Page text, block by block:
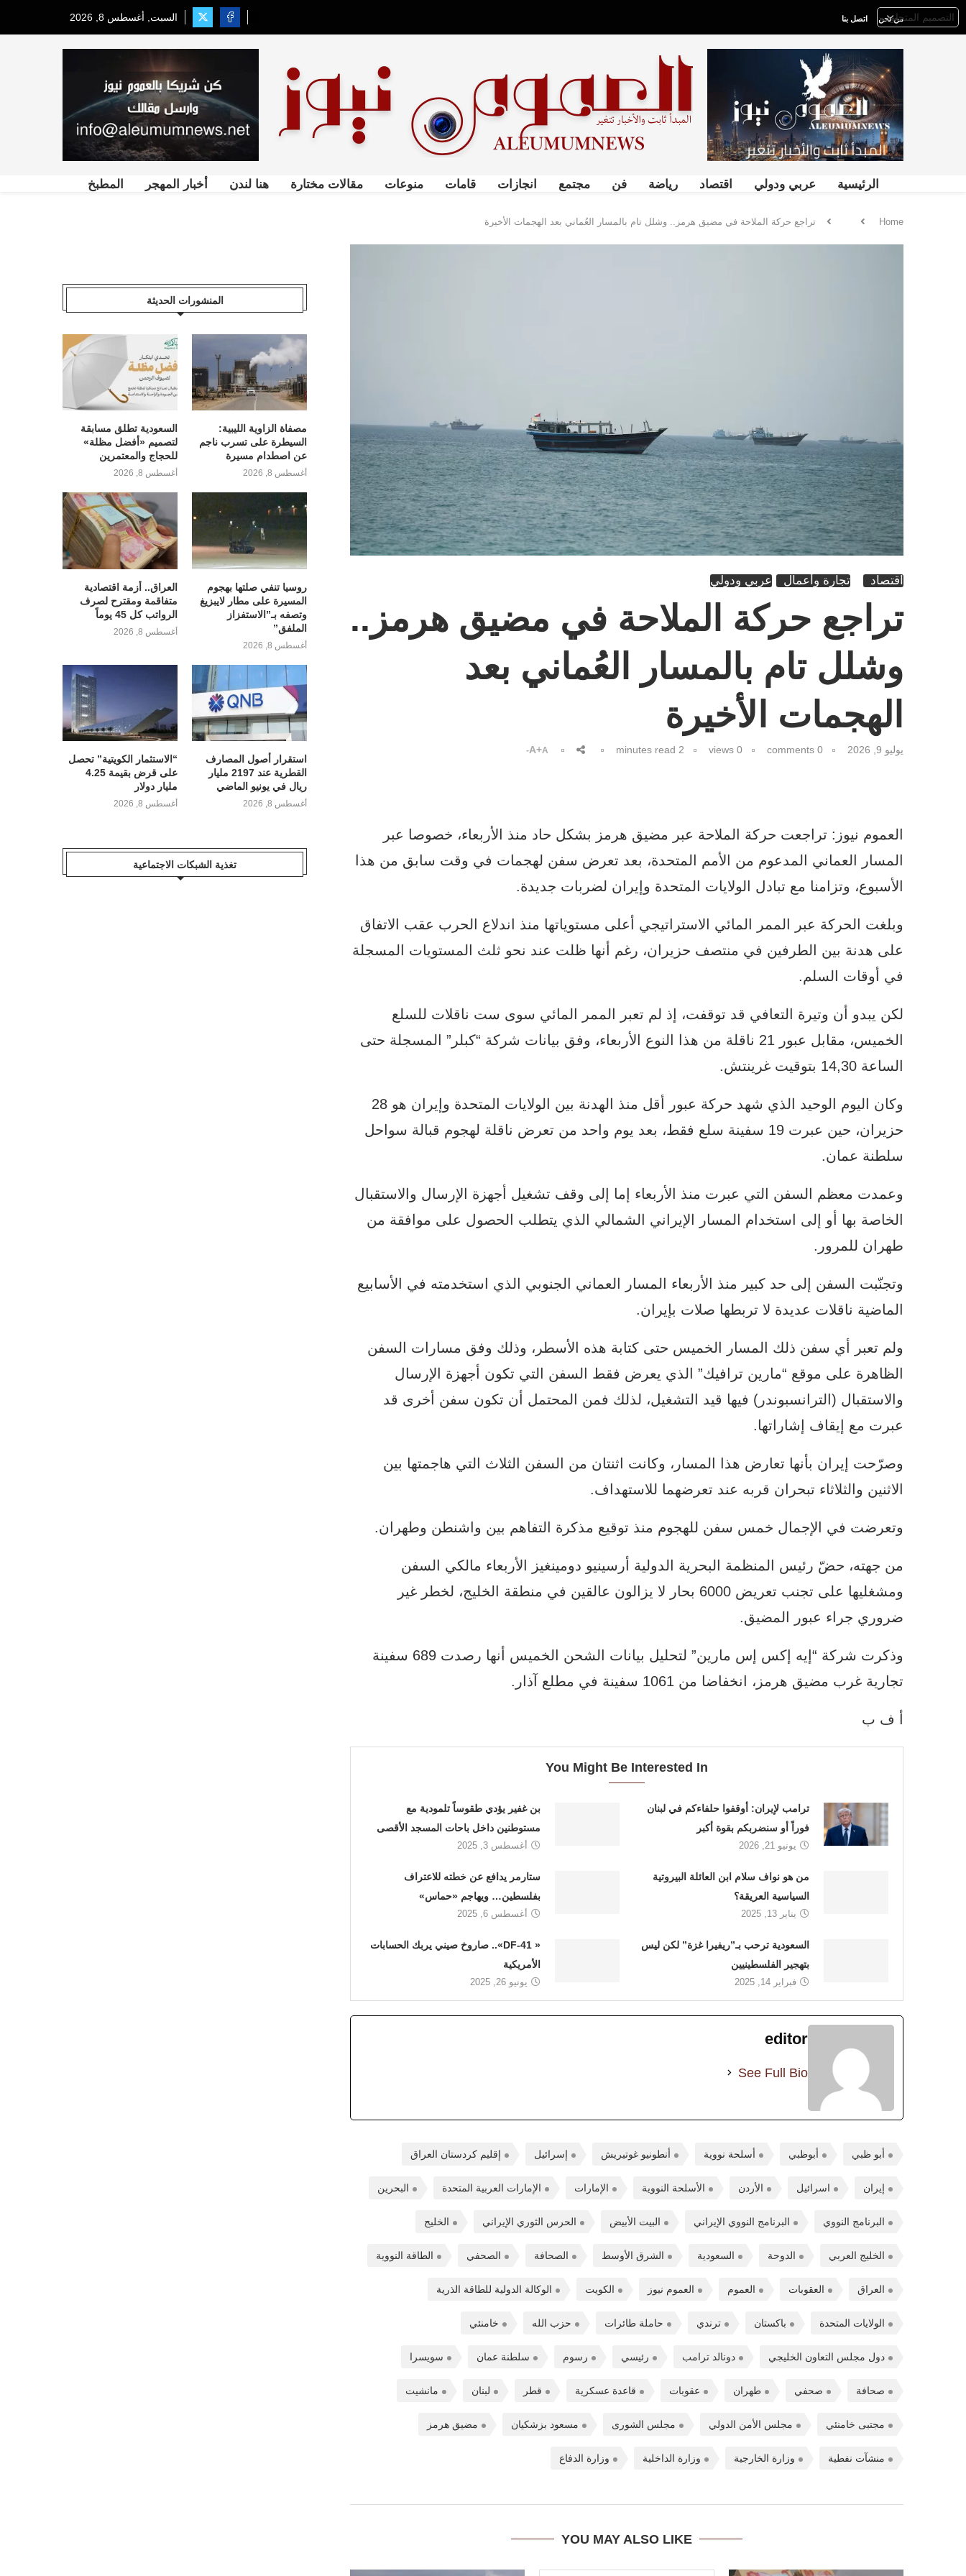
من نحن اتصل بنا السبت, أغسطس 8, 2026
الرئيسية عربي ودولي اقتصاد رياضة فن مجتمع انجازات قامات منوعات مقالات مختارة هنا لندن أخبار المهجر المطبخ
Home تراجع حركة الملاحة في مضيق هرمز.. وشلل تام بالمسار العُماني بعد الهجمات الأخيرة
اقتصاد تجارة وأعمال عربي ودولي
تراجع حركة الملاحة في مضيق هرمز..
وشلل تام بالمسار العُماني بعد
الهجمات الأخيرة
يوليو 9, 2026 0 comments
0
2 minutes read
A+A-
العموم نيوز: تراجعت حركة الملاحة عبر مضيق هرمز بشكل حاد منذ الأربعاء، خصوصا عبر
المسار العماني المدعوم من الأمم المتحدة، بعد تعرض سفن لهجمات في وقت سابق من هذا
الأسبوع، وتزامنا مع تبادل الولايات المتحدة وإيران لضربات جديدة.
وبلغت الحركة عبر الممر المائي الاستراتيجي أعلى مستوياتها منذ اندلاع الحرب عقب الاتفاق
على هدنة بين الطرفين في منتصف حزيران، رغم أنها ظلت عند نحو ثلث المستويات المسجلة
في أوقات السلم.
لكن يبدو أن وتيرة التعافي قد توقفت، إذ لم تعبر الممر المائي سوى ست ناقلات للسلع
الخميس، مقابل عبور 21 ناقلة من هذا النوع الأربعاء، وفق بيانات شركة “كبلر” المسجلة حتى
الساعة 14,30 بتوقيت غرينتش.
وكان اليوم الوحيد الذي شهد حركة عبور أقل منذ الهدنة بين الولايات المتحدة وإيران هو 28
حزيران، حين عبرت 19 سفينة سلع فقط، بعد يوم واحد من تعرض ناقلة لهجوم قبالة سواحل
سلطنة عمان.
وعمدت معظم السفن التي عبرت منذ الأربعاء إما إلى وقف تشغيل أجهزة الإرسال والاستقبال
الخاصة بها أو إلى استخدام المسار الإيراني الشمالي الذي يتطلب الحصول على موافقة من
طهران للمرور.
وتجنّبت السفن إلى حد كبير منذ الأربعاء المسار العماني الجنوبي الذي استخدمته في الأسابيع
الماضية ناقلات عديدة لا تربطها صلات بإيران.
ولم تعبر أي سفن ذلك المسار الخميس حتى كتابة هذه الأسطر، وذلك وفق مسارات السفن
الظاهرة على موقع “مارين ترافيك” الذي يعرض فقط السفن التي تكون أجهزة الإرسال
والاستقبال (الترانسبوندر) فيها قيد التشغيل، لذلك فمن المحتمل أن تكون سفن أخرى قد
عبرت مع إيقاف إشاراتها.
وصرّحت إيران بأنها تعارض هذا المسار، وكانت اثنتان من السفن الثلاث التي هاجمتها بين
الاثنين والثلاثاء تبحران قربه عند تعرضهما للاستهداف.
وتعرضت في الإجمال خمس سفن للهجوم منذ توقيع مذكرة التفاهم بين واشنطن وطهران.
من جهته، حضّ رئيس المنظمة البحرية الدولية أرسينيو دومينغيز الأربعاء مالكي السفن
ومشغليها على تجنب تعريض 6000 بحار لا يزالون عالقين في منطقة الخليج، لخطر غير
ضروري جراء عبور المضيق.
وذكرت شركة “إيه إكس إس مارين” لتحليل بيانات الشحن الخميس أنها رصدت 689 سفينة
تجارية غرب مضيق هرمز، انخفاضا من 1061 سفينة في مطلع آذار.
أ ف ب
You Might Be Interested In
ترامب لإيران: أوقفوا حلفاءكم في لبنان
فوراً أو سنضربكم بقوة أكبر
يونيو 21, 2026
بن غفير يؤدي طقوساً تلمودية مع
مستوطنين داخل باحات المسجد الأقصى
أغسطس 3, 2025
من هو نواف سلام ابن العائلة البيروتية
السياسية العريقة؟
يناير 13, 2025
ستارمر يدافع عن خطته للاعتراف
بفلسطين… ويهاجم «حماس»
أغسطس 6, 2025
السعودية ترحب بـ”ريفيرا غزة” لكن ليس
بتهجير الفلسطينيين
فبراير 14, 2025
« DF-41».. صاروخ صيني يربك الحسابات
الأمريكية
يونيو 26, 2025
editor
See Full Bio
أبو ظبي أبوظبي أسلحة نووية أنطونيو غوتيريش إسرائيل إقليم كردستان العراق
إيران اسرائيل الأردن الأسلحة النووية الإمارات الإمارات العربية المتحدة البحرين
البرنامج النووي البرنامج النووي الإيراني البيت الأبيض الحرس الثوري الإيراني الخليج
الخليج العربي الدوحة السعودية الشرق الأوسط الصحافة الصحفي الطاقة النووية
العراق العقوبات العموم العموم نيوز الكويت الوكالة الدولية للطاقة الذرية
الولايات المتحدة باكستان ترندي حاملة طائرات حزب الله خامنئي
دول مجلس التعاون الخليجي دونالد ترامب رئيسي رسوم سلطنة عمان سويسرا
صحافة صحفي طهران عقوبات قاعدة عسكرية قطر لبنان مانشيت
مجتبى خامنئي مجلس الأمن الدولي مجلس الشورى مسعود بزشكيان مضيق هرمز
منشآت نفطية وزارة الخارجية وزارة الداخلية وزارة الدفاع
YOU MAY ALSO LIKE
المنشورات الحديثة
مصفاة الزاوية الليبية:
السيطرة على تسرب ناجم
عن اصطدام مسيرة
أغسطس 8, 2026
السعودية تطلق مسابقة
لتصميم «أفضل مظلة»
للحجاج والمعتمرين
أغسطس 8, 2026
روسيا تنفي صلتها بهجوم
المسيرة على مطار لايبزيغ
وتصفه بـ”الاستفزاز
الملفق”
أغسطس 8, 2026
العراق.. أزمة اقتصادية
متفاقمة ومقترح لصرف
الرواتب كل 45 يوماً
أغسطس 8, 2026
استقرار أصول المصارف
القطرية عند 2197 مليار
ريال في يونيو الماضي
أغسطس 8, 2026
“الاستثمار الكويتية” تحصل
على قرض بقيمة 4.25
مليار دولار
أغسطس 8, 2026
تغذية الشبكات الاجتماعية